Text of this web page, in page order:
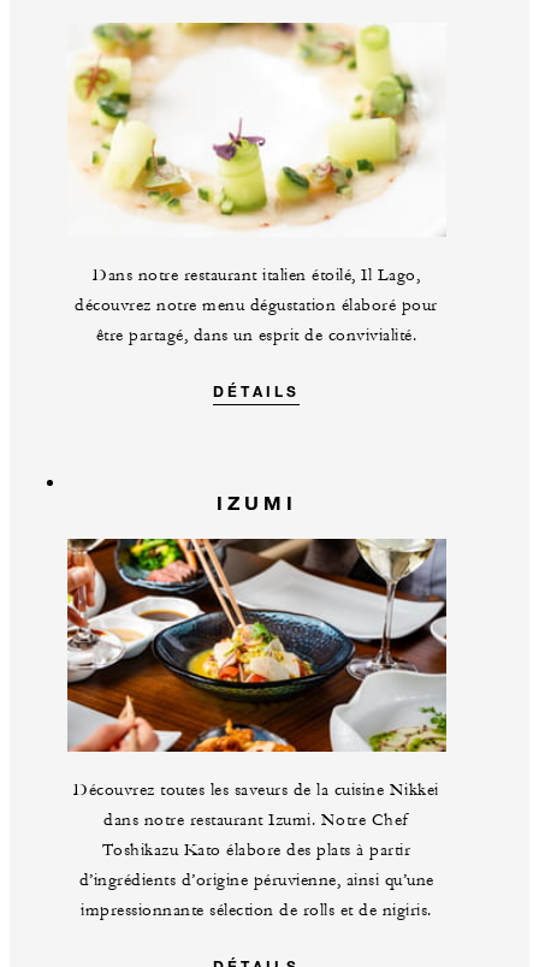
Dans notre restaurant italien étoilé, Il Lago,
découvrez notre menu dégustation élaboré pour
être partagé, dans un esprit de convivialité.
DÉTAILS
IZUMI
Découvrez toutes les saveurs de la cuisine Nikkei
dans notre restaurant Izumi. Notre Chef
Toshikazu Kato élabore des plats à partir
d’ingrédients d’origine péruvienne, ainsi qu’une
impressionnante sélection de rolls et de nigiris.